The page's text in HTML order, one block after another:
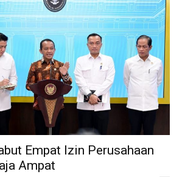
Empat Izin Perusahaan
Ampat